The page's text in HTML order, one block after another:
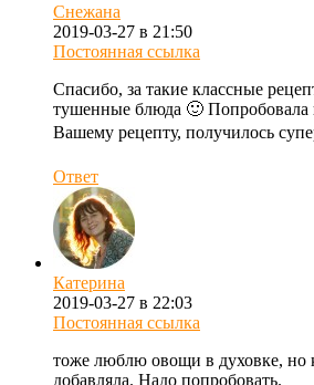
Снежана
2019-03-27 в 21:50
Постоянная ссылка
Спасибо, за такие классные
тушенные блюда 🙂 Попробовала
Вашему рецепту, получилось
Ответ
Катерина
2019-03-27 в 22:03
Постоянная ссылка
тоже люблю овощи в духовке, но
добавляла. Надо попробовать.